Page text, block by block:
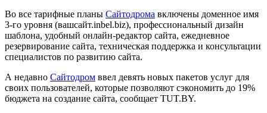
Во все тарифные планы Сайтодрома включены доменное имя
3-го уровня (вашсайт.inbel.biz), профессиональный дизайн
шаблона, удобный онлайн-редактор сайта, ежедневное
резервирование сайта, техническая поддержка и консультации
специалистов по развитию сайта.
А недавно Сайтодром ввел девять новых пакетов услуг для
своих пользователей, которые позволяют сэкономить до 19%
бюджета на создание сайта, сообщает TUT.BY.